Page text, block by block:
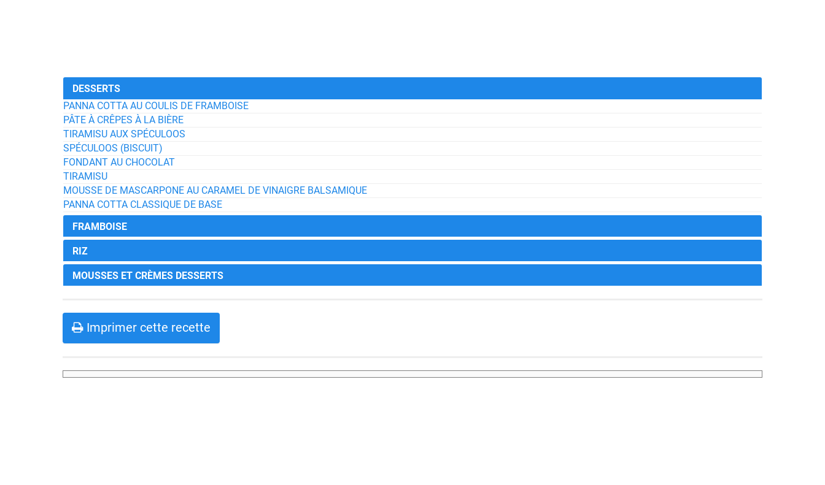
DESSERTS
PANNA COTTA AU COULIS DE FRAMBOISE
PÂTE À CRÊPES À LA BIÈRE
TIRAMISU AUX SPÉCULOOS
SPÉCULOOS (BISCUIT)
FONDANT AU CHOCOLAT
TIRAMISU
MOUSSE DE MASCARPONE AU CARAMEL DE VINAIGRE BALSAMIQUE
PANNA COTTA CLASSIQUE DE BASE
FRAMBOISE
RIZ
MOUSSES ET CRÈMES DESSERTS
Imprimer cette recette